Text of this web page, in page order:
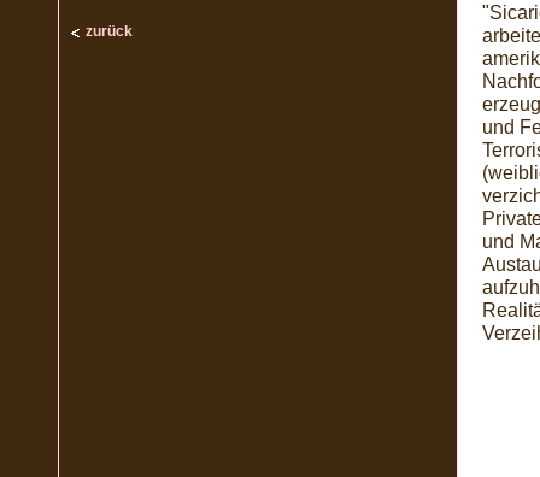
zurück
und
und